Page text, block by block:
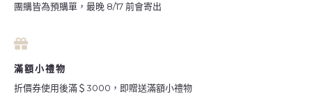
團購皆為預購單，最晚 8/17 前會寄出
滿額小禮物
折價券使用後滿＄3000，即贈送滿額小禮物